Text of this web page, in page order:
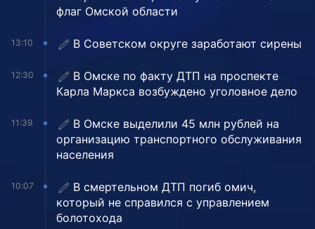
флаг Омской области
13:10 В Советском округе заработают сирены
12:30
В Омске по факту ДТП на проспекте
Карла Маркса возбуждено уголовное дело
11:39
В Омске выделили 45 млн рублей на
организацию транспортного обслуживания
населения
10:07
В смертельном ДТП погиб омич,
который не справился с управлением
болотохода